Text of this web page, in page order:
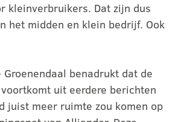
kleinverbruikers. Dat zijn dus
het midden en klein bedrijf. Ook
benadrukt dat de
uit eerdere berichten
juist meer ruimte zou komen op